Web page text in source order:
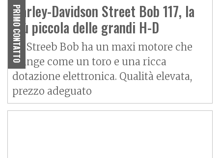
PRIMO CONTATTO
Harley-Davidson Street Bob 117, la
più piccola delle grandi H-D
La Streeb Bob ha un maxi motore che
spinge come un toro e una ricca
dotazione elettronica. Qualità elevata,
prezzo adeguato